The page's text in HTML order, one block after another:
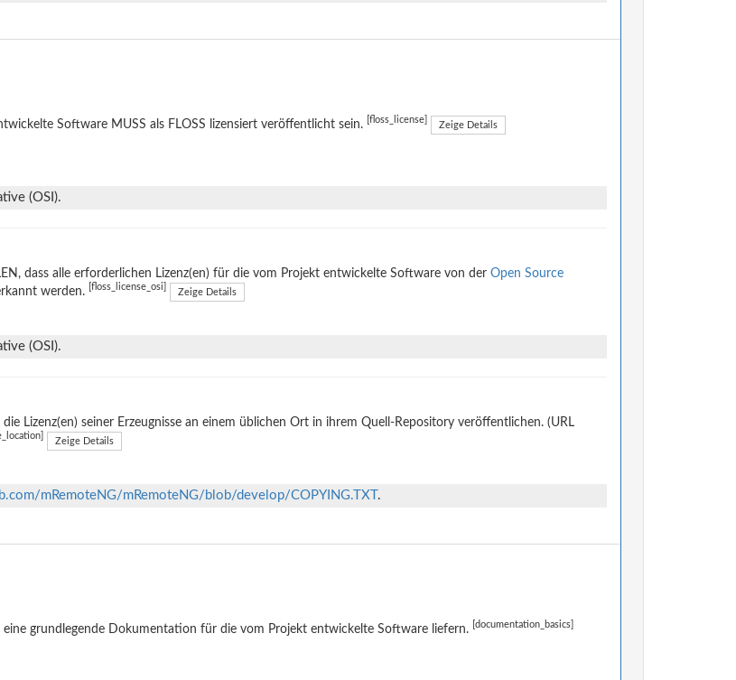
Software MUSS als FLOSS lizensiert veröffentlicht sein. [floss_license] Zeige Details
(OSI).
dass alle erforderlichen Lizenz(en) für die vom Projekt entwickelte Software von der Open Source
werden. [floss_license_osi] Zeige Details
(OSI).
die Lizenz(en) seiner Erzeugnisse an einem üblichen Ort in ihrem Quell-Repository veröffentlichen. (URL
Zeige Details
mRemoteNG/mRemoteNG/blob/develop/COPYING.TXT.
eine grundlegende Dokumentation für die vom Projekt entwickelte Software liefern. [documentation_basics]